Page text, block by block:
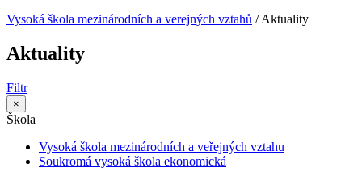
Vysoká škola mezinárodních a verejných vztahů /Aktuality
Aktuality
Filtr
×
Škola
Vysoká škola mezinárodních a veřejných vztahu
Soukromá vysoká škola ekonomická